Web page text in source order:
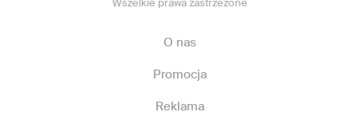
Wszelkie prawa zastrzeżone
O nas
Promocja
Reklama